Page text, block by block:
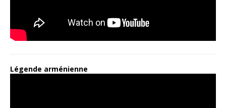
Légende arménienne